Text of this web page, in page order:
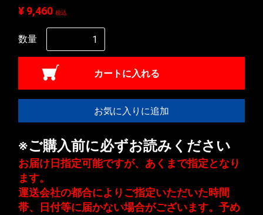
¥ 9,460 税込
数量
カートに入れる
お気に入りに追加
※ご購入前に必ずお読みください
お届け日指定可能ですが、あくまで指定となり
ます。
運送会社の都合によりご指定いただいた時間
帯、日付等に届かない場合がございます。予め